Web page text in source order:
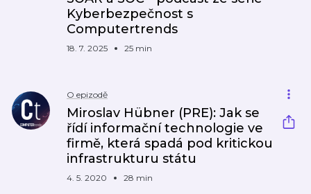
Kyberbezpečnost s
Computertrends
18. 7. 2025 25 min
O epizodě
Miroslav Hübner (PRE): Jak se
řídí informační technologie ve
firmě, která spadá pod kritickou
infrastrukturu státu
4. 5. 2020 28 min